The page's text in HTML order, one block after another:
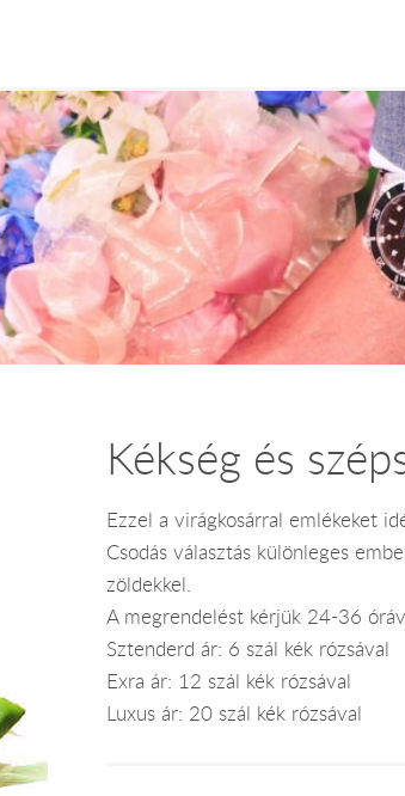
Kékség és
Ezzel a virágkosárral emlékeket
Csodás választás különleges
zöldekkel.
A megrendelést kérjük 24-36
Sztenderd ár: 6 szál kék rózsával
Exra ár: 12 szál kék rózsával
Luxus ár: 20 szál kék rózsával